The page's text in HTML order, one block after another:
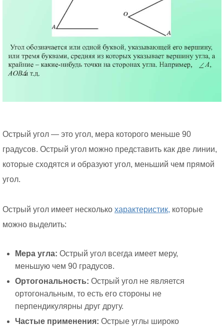
Острый угол — это угол, мера которого меньше 90
градусов. Острый угол можно представить как две линии,
которые сходятся и образуют угол, меньший чем прямой
угол.
Острый угол имеет несколько характеристик, которые
можно выделить:
Мера угла: Острый угол всегда имеет меру,
меньшую чем 90 градусов.
Ортогональность: Острый угол не является
ортогональным, то есть его стороны не
перпендикулярны друг другу.
Частые применения: Острые углы широко